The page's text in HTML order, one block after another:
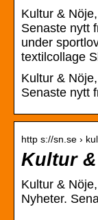
Kultur &
Senaste nytt
under
textilcollage
Kultur &
Senaste nytt
http s://sn.se ›
Kultur &
Kultur &
Nyheter.